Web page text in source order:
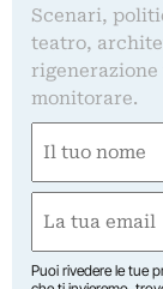
Scenari,
teatro,
monitorare.
(Obbligatorio)
Nome
(Obbligatorio)
Puoi rivedere le tue